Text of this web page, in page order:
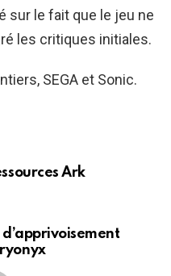
sur le fait que le jeu ne
les critiques initiales.
SEGA et Sonic.
Ark